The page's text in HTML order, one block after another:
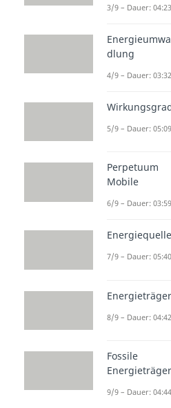
zur
Körpern
Dynamik
Dynamik
Dynamik
PdvV
Dauer: 06:36
Dynamik
3/9 – Dauer: 04:23
dlung
4/9 – Dauer: 03:32
5/9 – Dauer: 05:09
Perpetuum
Mobile
6/9 – Dauer: 03:59
7/9 – Dauer: 05:40
Energieträger
8/9 – Dauer: 04:42
Fossile
Energieträger
9/9 – Dauer: 04:44